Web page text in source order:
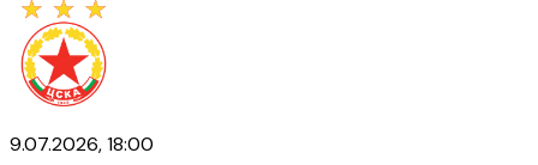
9.07.2026, 18:00